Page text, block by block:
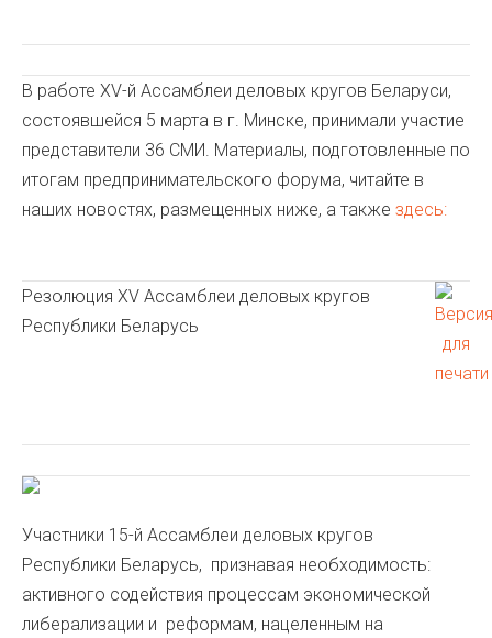
В работе XV-й Ассамблеи деловых кругов Беларуси,
состоявшейся 5 марта в г. Минске, принимали участие
представители 36 СМИ. Материалы, подготовленные по
итогам предпринимательского форума, читайте в
наших новостях, размещенных ниже, а также здесь:
Резолюция XV Ассамблеи деловых кругов
Республики Беларусь
Участники 15-й Ассамблеи деловых кругов
Республики Беларусь, признавая необходимость:
активного содействия процессам экономической
либерализации и реформам, нацеленным на